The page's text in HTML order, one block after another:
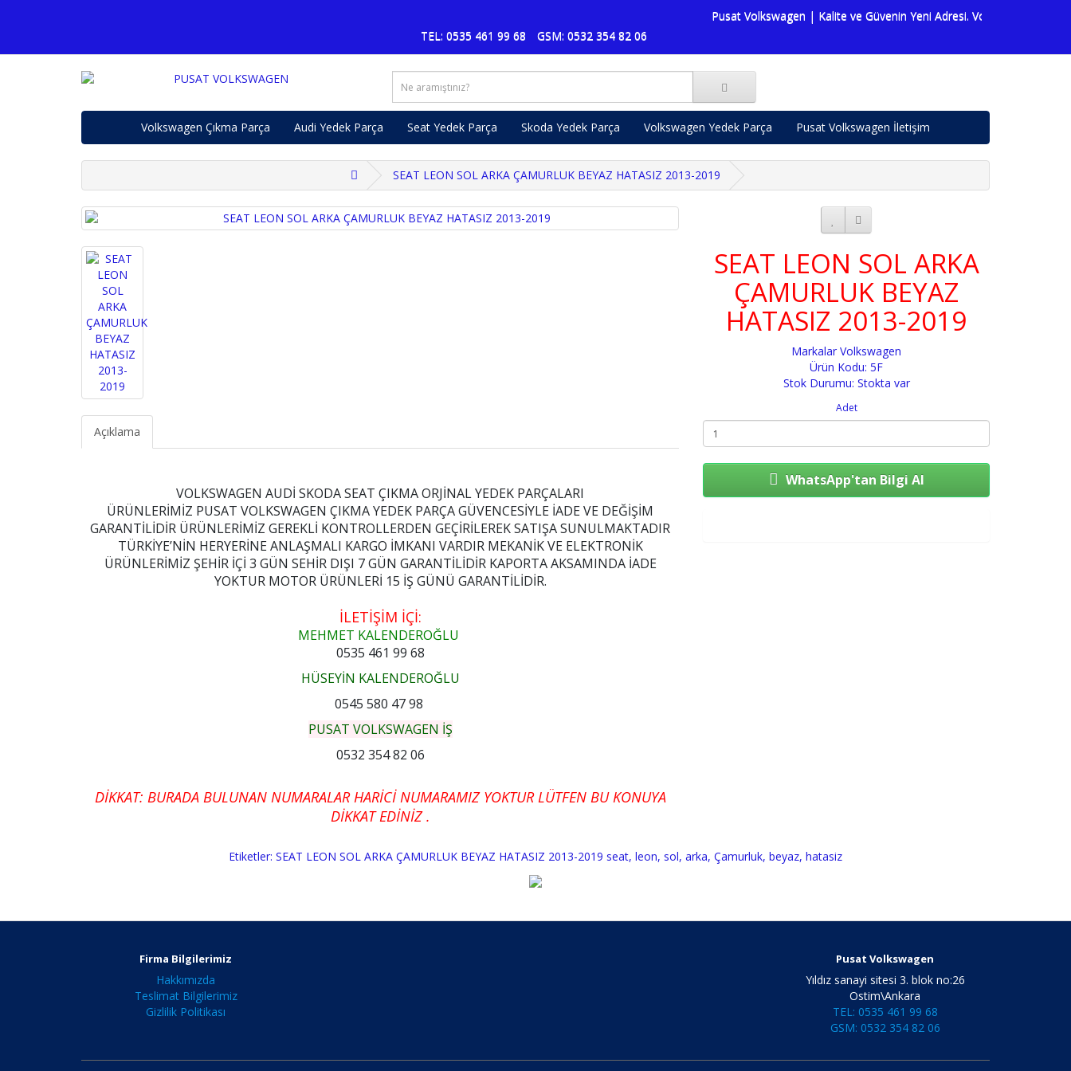
Pusat Volkswagen | Kalite ve Güvenin Yeni Adresi. Volkswagen
TEL: 0535 461 99 68
GSM: 0532 354 82 06
Volkswagen Çıkma Parça Audi Yedek Parça Seat Yedek Parça Skoda Yedek Parça Volkswagen Yedek Parça Pusat Volkswagen İletişim
SEAT LEON SOL ARKA ÇAMURLUK BEYAZ HATASIZ 2013-2019
Açıklama
VOLKSWAGEN AUDİ SKODA SEAT ÇIKMA ORJİNAL YEDEK PARÇALARI
ÜRÜNLERİMİZ PUSAT VOLKSWAGEN ÇIKMA YEDEK PARÇA GÜVENCESİYLE İADE VE DEĞİŞİM
GARANTİLİDİR ÜRÜNLERİMİZ GEREKLİ KONTROLLERDEN GEÇİRİLEREK SATIŞA SUNULMAKTADIR
TÜRKİYE’NİN HERYERİNE ANLAŞMALI KARGO İMKANI VARDIR MEKANİK VE ELEKTRONİK
ÜRÜNLERİMİZ ŞEHİR İÇİ 3 GÜN SEHİR DIŞI 7 GÜN GARANTİLİDİR KAPORTA AKSAMINDA İADE
YOKTUR MOTOR ÜRÜNLERİ 15 İŞ GÜNÜ GARANTİLİDİR.
İLETİŞİM İÇİ:
MEHMET KALENDEROĞLU
0535 461 99 68
HÜSEYİN KALENDEROĞLU
0545 580 47 98
PUSAT VOLKSWAGEN İŞ
0532 354 82 06
DİKKAT: BURADA BULUNAN NUMARALAR HARİCİ NUMARAMIZ YOKTUR LÜTFEN BU KONUYA
DİKKAT EDİNİZ .
SEAT LEON SOL ARKA
ÇAMURLUK BEYAZ
HATASIZ 2013-2019
Markalar Volkswagen
Ürün Kodu: 5F
Stok Durumu: Stokta var
Adet
WhatsApp'tan Bilgi Al
Etiketler: SEAT LEON SOL ARKA ÇAMURLUK BEYAZ HATASIZ 2013-2019 seat, leon, sol, arka, Çamurluk, beyaz, hatasiz
Firma Bilgilerimiz
Hakkımızda
Teslimat Bilgilerimiz
Gizlilik Politikası
Pusat Volkswagen
Yıldız sanayi sitesi 3. blok no:26
Ostim\Ankara
TEL: 0535 461 99 68
GSM: 0532 354 82 06